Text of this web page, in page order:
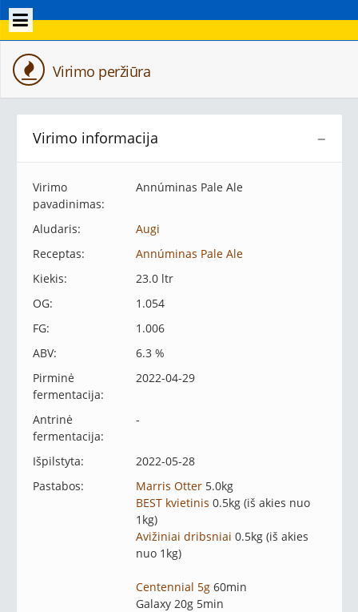
Virimo peržiūra
−
Virimo informacija
Virimo
pavadinimas:
Annúminas Pale Ale
Aludaris:
Augi
Receptas:
Annúminas Pale Ale
Kiekis:
23.0 ltr
OG:
1.054
FG:
1.006
ABV:
6.3 %
Pirminė
fermentacija:
2022-04-29
Antrinė
fermentacija:
-
Išpilstyta:
2022-05-28
Pastabos:
Marris Otter 5.0kg
BEST kvietinis 0.5kg (iš akies nuo
1kg)
Avižiniai dribsniai 0.5kg (iš akies
nuo 1kg)
Centennial 5g 60min
Galaxy 20g 5min